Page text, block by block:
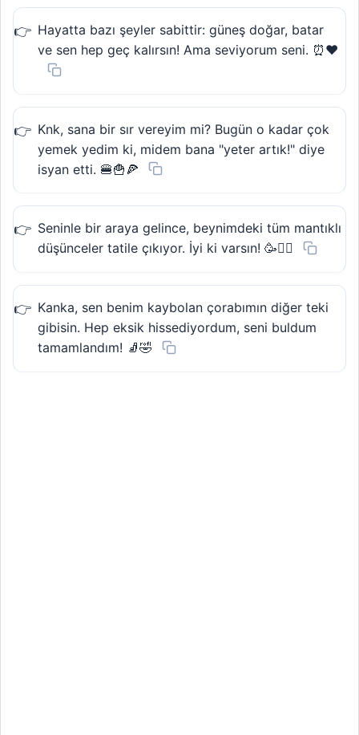
Hayatta bazı şeyler sabittir: güneş doğar, batar
ve sen hep geç kalırsın! Ama seviyorum seni. ⏰❤️
Knk, sana bir sır vereyim mi? Bugün o kadar çok
yemek yedim ki, midem bana "yeter artık!" diye
isyan etti. 🍔🍟🍕
Seninle bir araya gelince, beynimdeki tüm mantıklı
düşünceler tatile çıkıyor. İyi ki varsın! 🥳👯‍♂️
Kanka, sen benim kaybolan çorabımın diğer teki
gibisin. Hep eksik hissediyordum, seni buldum
tamamlandım! 🧦🤣